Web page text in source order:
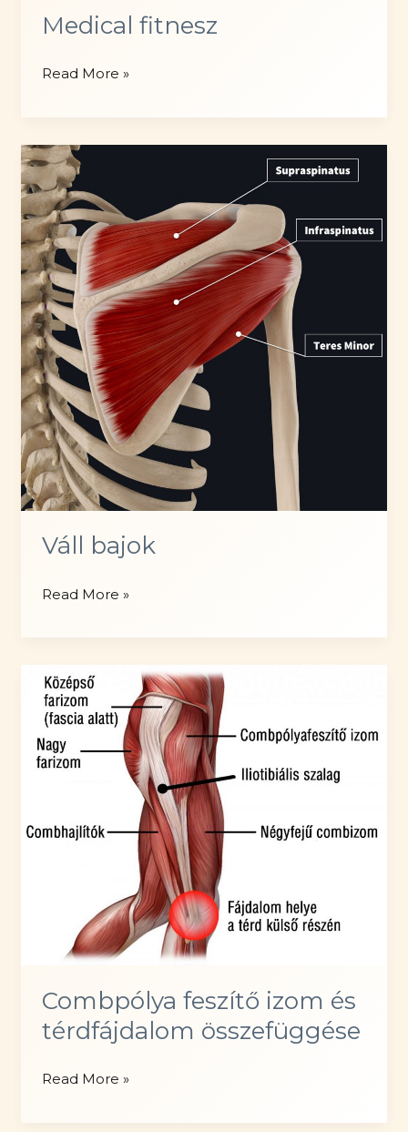
Medical fitnesz
Medical
Read More »
Váll bajok
Váll
Read More »
Combpólya feszítő izom és
térdfájdalom összefüggése
Combpólya
Read More »